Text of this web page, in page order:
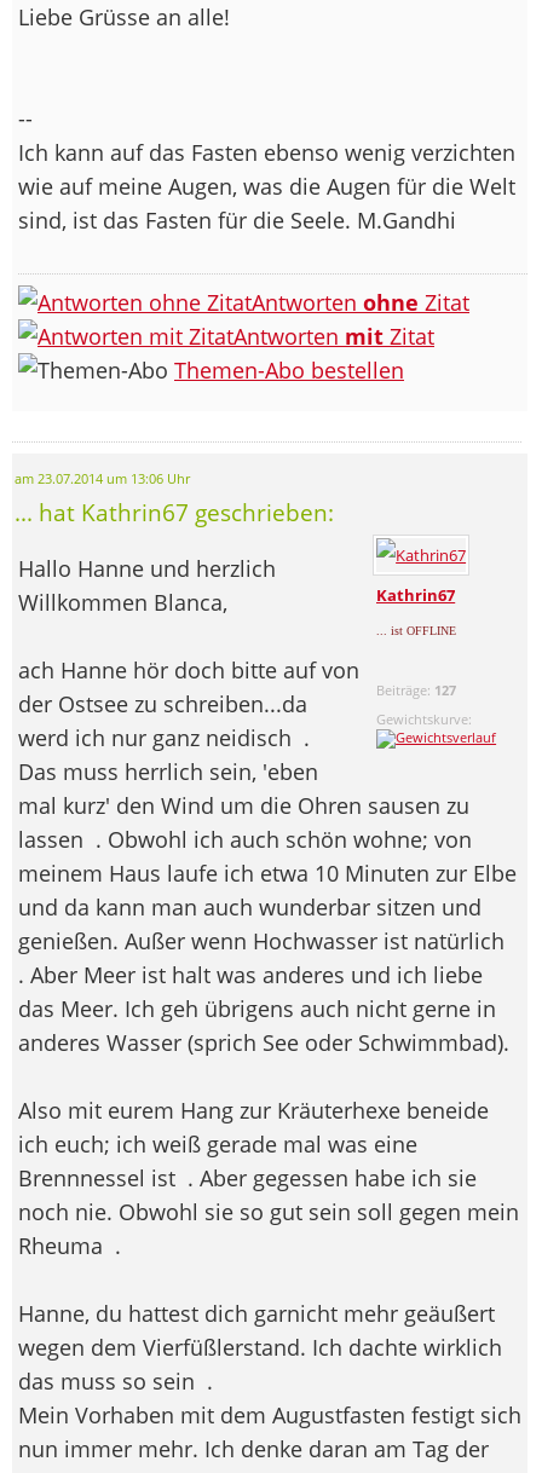
Liebe Grüsse an alle!
--
Ich kann auf das Fasten ebenso wenig verzichten
wie auf meine Augen, was die Augen für die Welt
sind, ist das Fasten für die Seele. M.Gandhi
Antworten ohne Zitat
Antworten mit Zitat
Themen-Abo bestellen
am 23.07.2014 um 13:06 Uhr
... hat Kathrin67 geschrieben:
Kathrin67
... ist OFFLINE
Beiträge: 127
Gewichtskurve:
Hallo Hanne und herzlich
Willkommen Blanca,
ach Hanne hör doch bitte auf von
der Ostsee zu schreiben...da
werd ich nur ganz neidisch .
Das muss herrlich sein, 'eben
mal kurz' den Wind um die Ohren sausen zu
lassen . Obwohl ich auch schön wohne; von
meinem Haus laufe ich etwa 10 Minuten zur Elbe
und da kann man auch wunderbar sitzen und
genießen. Außer wenn Hochwasser ist natürlich
. Aber Meer ist halt was anderes und ich liebe
das Meer. Ich geh übrigens auch nicht gerne in
anderes Wasser (sprich See oder Schwimmbad).
Also mit eurem Hang zur Kräuterhexe beneide
ich euch; ich weiß gerade mal was eine
Brennnessel ist . Aber gegessen habe ich sie
noch nie. Obwohl sie so gut sein soll gegen mein
Rheuma .
Hanne, du hattest dich garnicht mehr geäußert
wegen dem Vierfüßlerstand. Ich dachte wirklich
das muss so sein .
Mein Vorhaben mit dem Augustfasten festigt sich
nun immer mehr. Ich denke daran am Tag der